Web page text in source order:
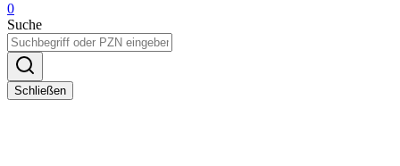
0
Suche
Schließen